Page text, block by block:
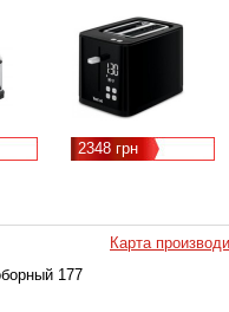
2348 грн
Карта
177